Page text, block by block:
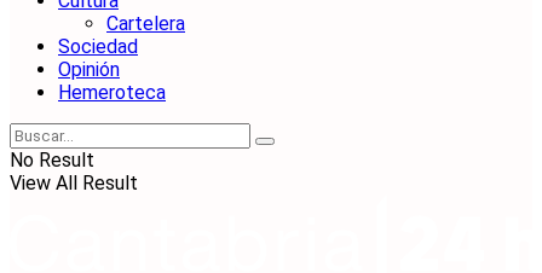
Cartelera
Sociedad
Opinión
Hemeroteca
No Result
View All Result